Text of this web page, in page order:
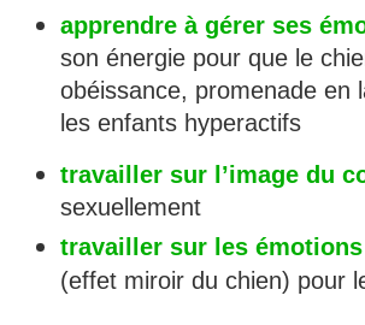
apprendre à gérer ses
son énergie pour que le
obéissance, promenade
les enfants hyperactifs
travailler sur l’image du
sexuellement
travailler sur les
(effet miroir du chien) pour